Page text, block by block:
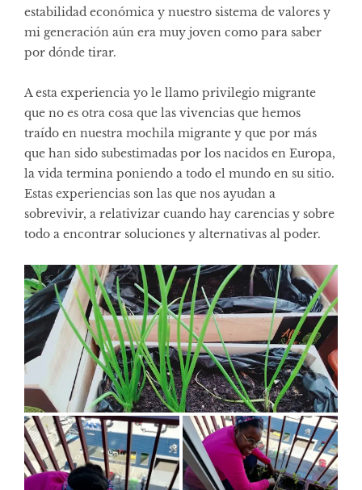
estabilidad económica y nuestro sistema de valores y
mi generación aún era muy joven como para saber
por dónde tirar.
A esta experiencia yo le llamo privilegio migrante
que no es otra cosa que las vivencias que hemos
traído en nuestra mochila migrante y que por más
que han sido subestimadas por los nacidos en Europa,
la vida termina poniendo a todo el mundo en su sitio.
Estas experiencias son las que nos ayudan a
sobrevivir, a relativizar cuando hay carencias y sobre
todo a encontrar soluciones y alternativas al poder.